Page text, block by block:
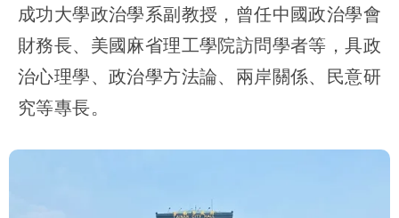
成功大學政治學系副教授，曾任中國政治學會
財務長、美國麻省理工學院訪問學者等，具政
治心理學、政治學方法論、兩岸關係、民意研
究等專長。